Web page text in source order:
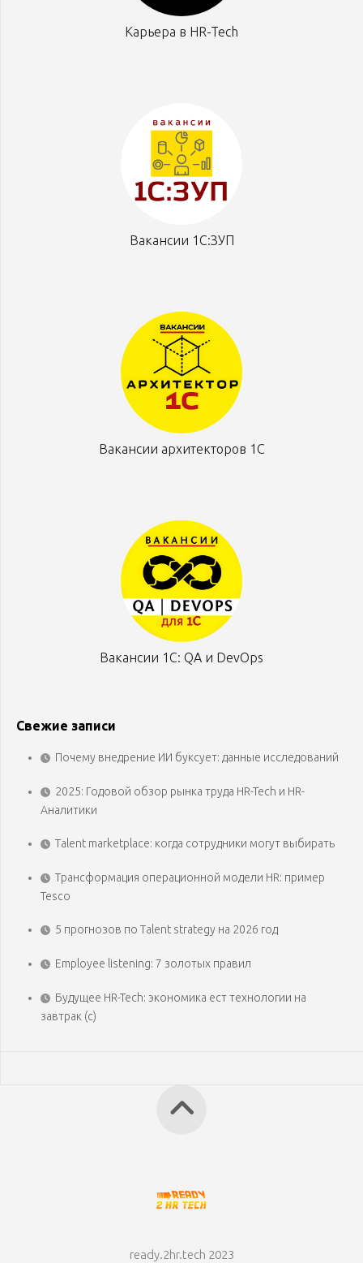
Карьера в HR-Tech
Вакансии 1С:ЗУП
Вакансии архитекторов 1С
Вакансии 1С: QA и DevOps
Свежие записи
Почему внедрение ИИ буксует: данные исследований
2025: Годовой обзор рынка труда HR-Tech и HR-
Аналитики
Talent marketplace: когда сотрудники могут выбирать
Трансформация операционной модели HR: пример
Tesco
5 прогнозов по Talent strategy на 2026 год
Employee listening: 7 золотых правил
Будущее HR-Tech: экономика ест технологии на
завтрак (с)
ready.2hr.tech 2023